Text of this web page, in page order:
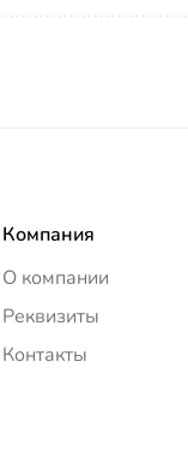
Компания
О компании
Реквизиты
Контакты